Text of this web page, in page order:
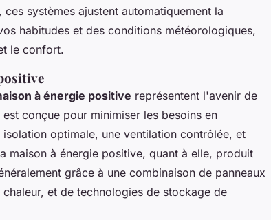
systèmes ajustent automatiquement la
habitudes et des conditions météorologiques,
le confort.
à énergie positive représentent l'avenir de
conçue pour minimiser les besoins en
optimale, une ventilation contrôlée, et
maison à énergie positive, quant à elle, produit
grâce à une combinaison de panneaux
et de technologies de stockage de